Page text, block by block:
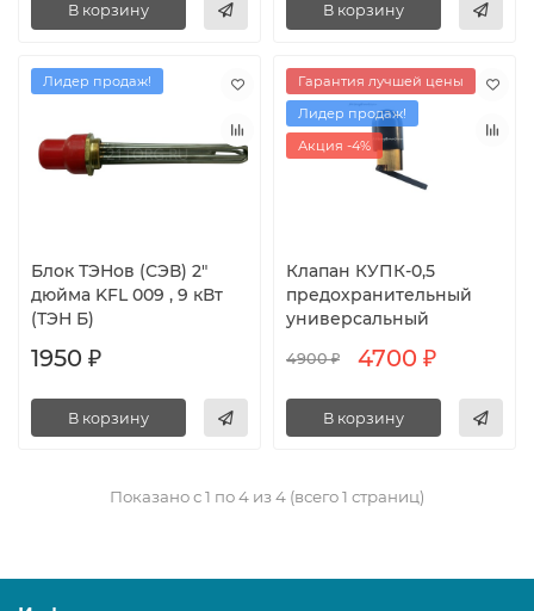
В корзину В корзину
Лидер продаж!
Блок ТЭНов (СЭВ) 2"
дюйма KFL 009 , 9 кВт
(ТЭН Б)
1950 ₽
В корзину
Гарантия лучшей цены
Лидер продаж!
Акция -4%
Клапан КУПК-0,5
предохранительный
универсальный
4900 ₽ 4700 ₽
В корзину
Показано с 1 по 4 из 4 (всего 1 страниц)